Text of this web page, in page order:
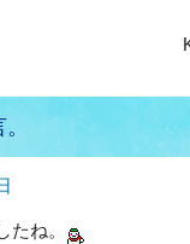
ね。